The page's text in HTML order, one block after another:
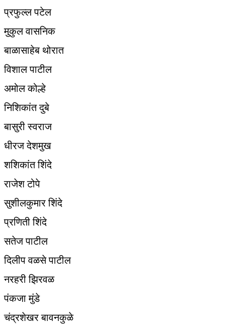
प्रफुल्ल पटेल
मुकुल वासनिक
बाळासाहेब थोरात
विशाल पाटील
अमोल कोल्हे
निशिकांत दुबे
बासुरी स्वराज
धीरज देशमुख
शशिकांत शिंदे
राजेश टोपे
सुशीलकुमार शिंदे
प्रणिती शिंदे
सतेज पाटील
दिलीप वळसे पाटील
नरहरी झिरवळ
पंकजा मुंडे
चंद्रशेखर बावनकुळे